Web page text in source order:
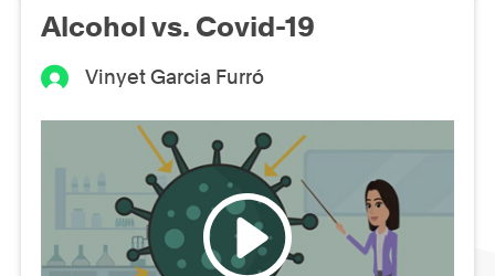
Alcohol vs. Covid-19
Vinyet Garcia Furró